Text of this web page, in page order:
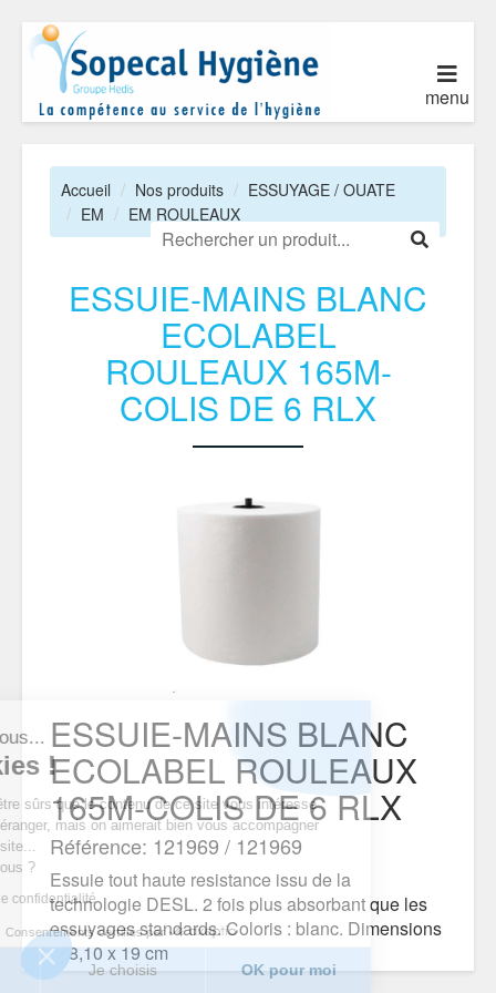
nous...
!
d’être sûrs que le contenu de ce site vous intéresse
déranger, mais on aimerait bien vous accompagner
visite...
vous ?
de confidentialité
Consentements certifiés par
Je choisis OK pour moi
menu
Accueil Nos produits
ESSUYAGE / OUATE
EM
EM ROULEAUX
ESSUIE-MAINS BLANC
ECOLABEL
ROULEAUX 165M-
COLIS DE 6 RLX
ESSUIE-MAINS BLANC
ECOLABEL ROULEAUX
165M-COLIS DE 6 RLX
Référence: 121969 / 121969
Essuie tout haute resistance issu de la
technologie DESL. 2 fois plus absorbant que les
essuyages standards. Coloris : blanc. Dimensions
: 18,10 x 19 cm